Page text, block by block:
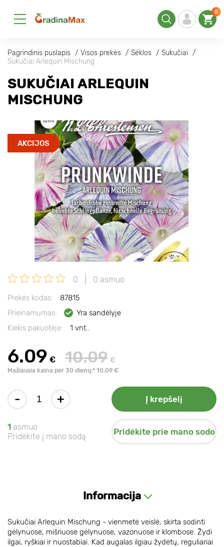
0
Pagrindinis puslapis Visos prekės Sėklos
Sukučiai
Sukučiai Arlequin Mischung
SUKUČIAI ARLEQUIN
MISCHUNG
AKCIJOS
0 0 asmuo
Prekės kodas:
87815
Prieinamumas:
Yra sandėlyje
Kiekis pakuotėje:
1 vnt..
6.09 € 10.09 €
Mažiausia kaina per 30 dienų:* 10.09 €
- + Į krepšelį
1 asmuo
Pridėkite į mano sodą
Pridėkite prie mano sodo
Informacija
Sukučiai Arlequin Mischung - vienmetė veislė, skirta sodinti
gėlynuose, mišriuose gėlynuose, vazonuose ir klombose. Žydi
ilgai, ryškiai ir nuostabiai. Kad augalas ilgiau žydėtų, reguliariai